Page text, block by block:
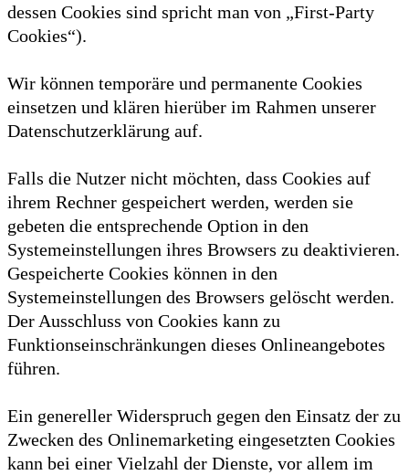
dessen Cookies sind spricht man von „First-Party
Cookies“).
Wir können temporäre und permanente Cookies
einsetzen und klären hierüber im Rahmen unserer
Datenschutzerklärung auf.
Falls die Nutzer nicht möchten, dass Cookies auf
ihrem Rechner gespeichert werden, werden sie
gebeten die entsprechende Option in den
Systemeinstellungen ihres Browsers zu deaktivieren.
Gespeicherte Cookies können in den
Systemeinstellungen des Browsers gelöscht werden.
Der Ausschluss von Cookies kann zu
Funktionseinschränkungen dieses Onlineangebotes
führen.
Ein genereller Widerspruch gegen den Einsatz der zu
Zwecken des Onlinemarketing eingesetzten Cookies
kann bei einer Vielzahl der Dienste, vor allem im